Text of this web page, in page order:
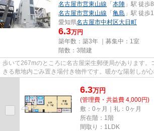
名古屋市営東山線 「 本陣 」駅 徒歩
名古屋市営東山線 「 亀島 」駅 徒歩
愛知県名古屋市中村区大日町
6.3万円
築年数：築3年 ｜募集中： 1室
階数：3階建
歩いて267mのところに名古屋栄生郵便局があります。
きる敷地内ごみ置き場付き物件です。暖かな陽射しが
6.3万円
(管理費・共益費 4,000円)
敷：0ヶ月｜礼：0ヶ月
所在階：1階
間取り：1LDK